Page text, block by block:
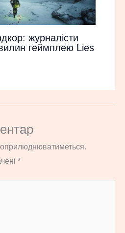
журналісти
геймплею Lies
*